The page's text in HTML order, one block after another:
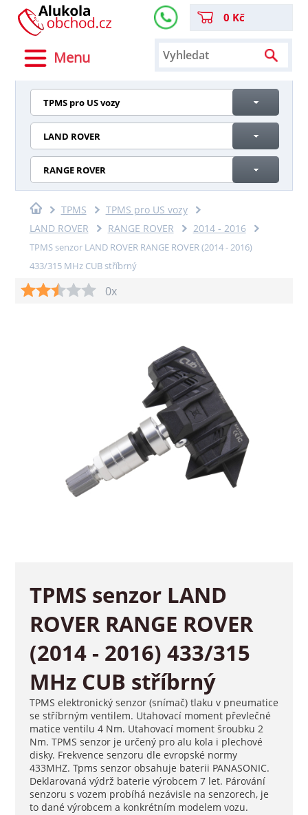
Menu
0 Kč
TPMS pro US vozy
LAND ROVER
RANGE ROVER
TPMS
TPMS pro US vozy
LAND ROVER
RANGE ROVER 2014 - 2016
TPMS senzor LAND ROVER RANGE ROVER (2014 - 2016)
433/315 MHz CUB stříbrný
0x
TPMS senzor LAND
ROVER RANGE ROVER
(2014 - 2016) 433/315
MHz CUB stříbrný
TPMS elektronický senzor (snímač) tlaku v pneumatice
se stříbrným ventilem. Utahovací moment převlečné
matice ventilu 4 Nm. Utahovací moment šroubku 2
Nm. TPMS senzor je určený pro alu kola i plechové
disky. Frekvence senzoru dle evropské normy
433MHZ. Tpms senzor obsahuje baterii PANASONIC.
Deklarovaná výdrž baterie výrobcem 7 let. Párování
senzoru s vozem probíhá nezávisle na senzorech, je
to dané výrobcem a konkrétním modelem vozu.